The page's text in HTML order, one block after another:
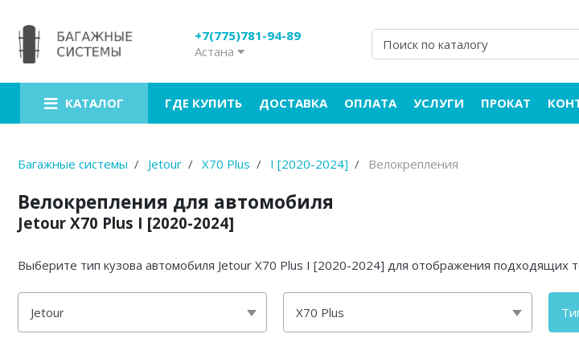
+7(775)781-94-89
Астана
КАТАЛОГ ГДЕ КУПИТЬ ДОСТАВКА ОПЛАТА УСЛУГИ ПРОКАТ
Багажные системы Jetour X70 Plus I [2020-2024] Велокрепления
Велокрепления для автомобиля
Jetour X70 Plus I [2020-2024]
Выберите тип кузова автомобиля Jetour X70 Plus I [2020-2024] для отображения подходящих
Jetour X70 Plus
Багажники на крышу
Боксы на крышу
Велокрепления
Крепления для лыж
Грузовые корзины
Аксессуары
Услуги